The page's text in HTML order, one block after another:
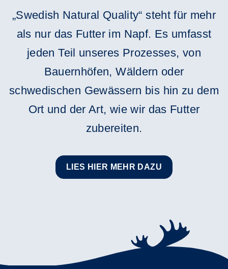
„Swedish Natural Quality“ steht für mehr
als nur das Futter im Napf. Es umfasst
jeden Teil unseres Prozesses, von
Bauernhöfen, Wäldern oder
schwedischen Gewässern bis hin zu dem
Ort und der Art, wie wir das Futter
zubereiten.
LIES HIER MEHR DAZU